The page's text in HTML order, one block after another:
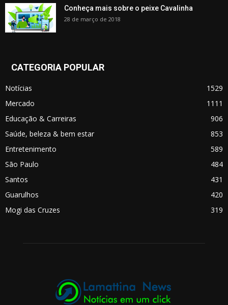
Conheça mais sobre o peixe Cavalinha
28 de março de 2018
CATEGORIA POPULAR
Notícias
1529
Mercado
1111
Educação & Carreiras
906
Saúde, beleza & bem estar
853
Entretenimento
589
São Paulo
484
Santos
431
Guarulhos
420
Mogi das Cruzes
319